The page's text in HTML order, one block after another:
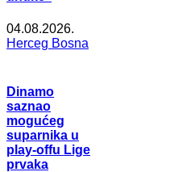
04.08.2026.
Herceg Bosna
Dinamo
saznao
mogućeg
suparnika u
play-offu Lige
prvaka